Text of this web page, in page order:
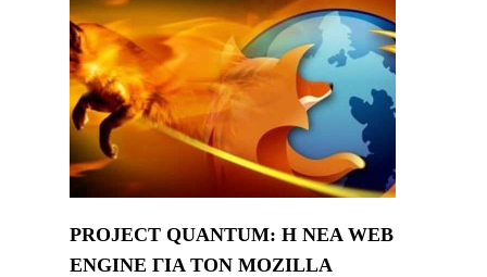
PROJECT QUANTUM: Η ΝΕΑ WEB
ENGINE ΓΙΑ ΤΟΝ MOZILLA